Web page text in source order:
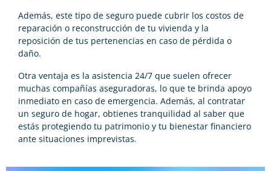
Además, este tipo de seguro puede cubrir los costos de
reparación o reconstrucción de tu vivienda y la
reposición de tus pertenencias en caso de pérdida o
daño.
Otra ventaja es la asistencia 24/7 que suelen ofrecer
muchas compañías aseguradoras, lo que te brinda apoyo
inmediato en caso de emergencia. Además, al contratar
un seguro de hogar, obtienes tranquilidad al saber que
estás protegiendo tu patrimonio y tu bienestar financiero
ante situaciones imprevistas.